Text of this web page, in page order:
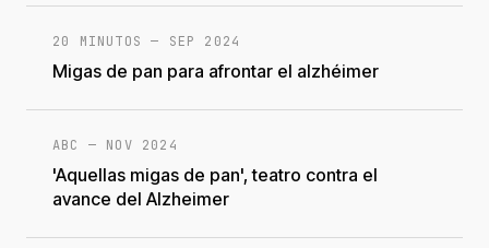
20 MINUTOS — SEP 2024
Migas de pan para afrontar el alzhéimer
ABC — NOV 2024
'Aquellas migas de pan', teatro contra el
avance del Alzheimer